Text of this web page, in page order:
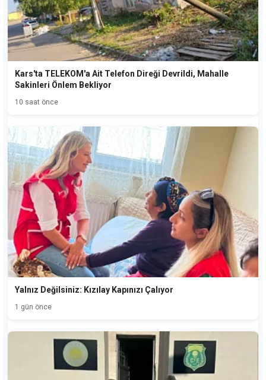
Kars'ta TELEKOM'a Ait Telefon Direği Devrildi, Mahalle
Sakinleri Önlem Bekliyor
10 saat önce
Yalnız Değilsiniz: Kızılay Kapınızı Çalıyor
1 gün önce